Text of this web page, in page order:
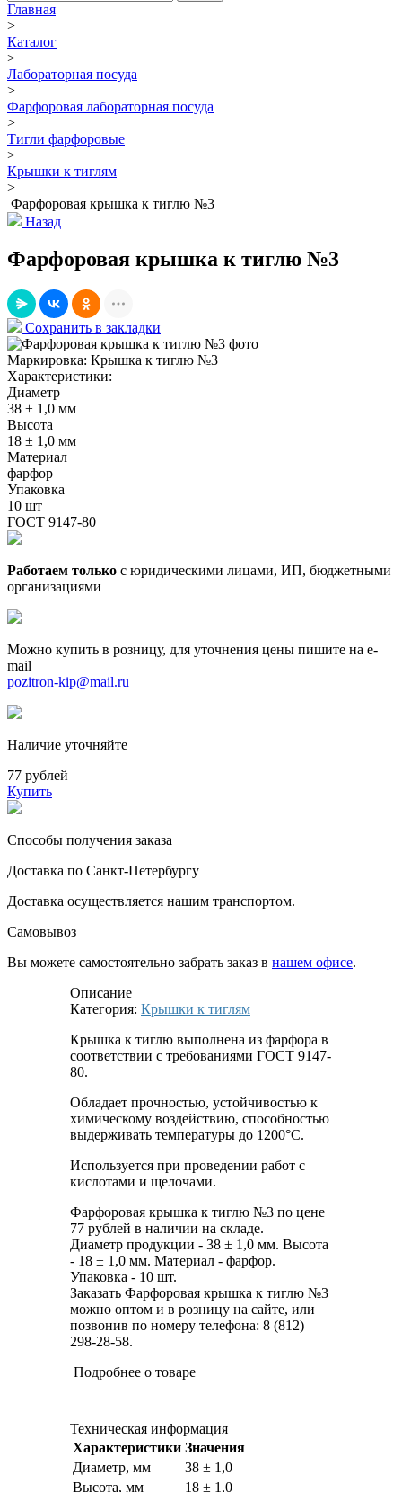
Главная
>
Каталог
>
Лабораторная посуда
>
Фарфоровая лабораторная посуда
>
Тигли фарфоровые
>
Крышки к тиглям
>
Фарфоровая крышка к тиглю №3
Назад
Фарфоровая крышка к тиглю №3
Сохранить в закладки
Маркировка: Крышка к тиглю №3
Характеристики:
Диаметр
38 ± 1,0 мм
Высота
18 ± 1,0 мм
Материал
фарфор
Упаковка
10 шт
ГОСТ 9147-80
Работаем только с юридическими лицами, ИП, бюджетными
организациями
Можно купить в розницу, для уточнения цены пишите на e-
mail
pozitron-kip@mail.ru
Наличие уточняйте
77 рублей
Купить
Способы получения заказа
Доставка по Санкт-Петербургу
Доставка осуществляется нашим транспортом.
Самовывоз
Вы можете самостоятельно забрать заказ в нашем офисе.
Описание
Категория: Крышки к тиглям
Крышка к тиглю выполнена из фарфора в
соответствии с требованиями ГОСТ 9147-
80.
Обладает прочностью, устойчивостью к
химическому воздействию, способностью
выдерживать температуры до 1200°С.
Используется при проведении работ с
кислотами и щелочами.
Фарфоровая крышка к тиглю №3 по цене
77 рублей в наличии на складе.
Диаметр продукции - 38 ± 1,0 мм. Высота
- 18 ± 1,0 мм. Материал - фарфор.
Упаковка - 10 шт.
Заказать Фарфоровая крышка к тиглю №3
можно оптом и в розницу на сайте, или
позвонив по номеру телефона: 8 (812)
298-28-58.
Подробнее о товаре
Техническая информация
Характеристики Значения
Диаметр, мм
38 ± 1,0
Высота, мм
18 ± 1,0